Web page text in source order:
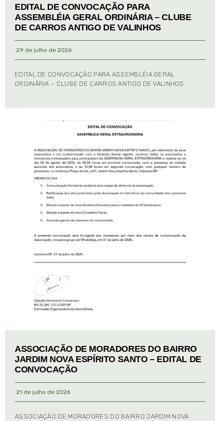
EDITAL DE CONVOCAÇÃO PARA
ASSEMBLÉIA GERAL ORDINÁRIA – CLUBE
DE CARROS ANTIGO DE VALINHOS
29 de julho de 2026
EDITAL DE CONVOCAÇÃO PARA ASSEMBLÉIA GERAL
ORDINÁRIA – CLUBE DE CARROS ANTIGO DE VALINHOS
ASSOCIAÇÃO DE MORADORES DO BAIRRO
JARDIM NOVA ESPÍRITO SANTO – EDITAL DE
CONVOCAÇÃO
21 de julho de 2026
ASSOCIAÇÃO DE MORADORES DO BAIRRO JARDIM NOVA